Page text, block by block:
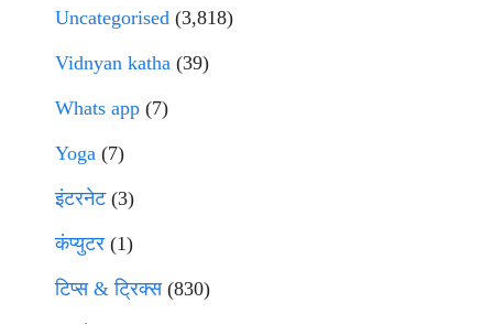
Uncategorised (3,818)
Vidnyan katha (39)
Whats app (7)
Yoga (7)
इंटरनेट(3)
कंप्युटर (1)
टिप्स & ट्रिक्स(830)